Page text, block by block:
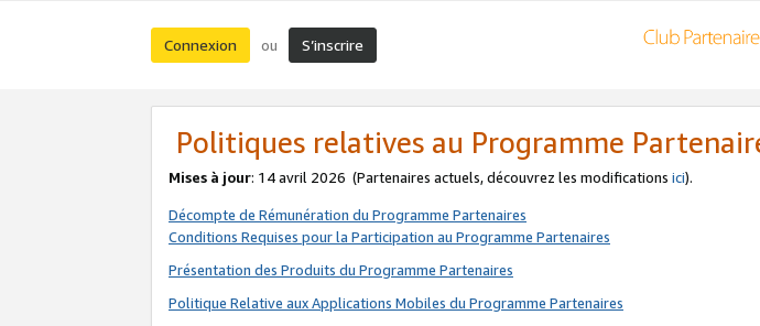
Connexion ou S’inscrire
Politiques relatives au Programme
Mises à jour: 14 avril 2026 (Partenaires actuels, découvrez les modifications ici).
Décompte de Rémunération du Programme Partenaires
Conditions Requises pour la Participation au Programme Partenaires
Présentation des Produits du Programme Partenaires
Politique Relative aux Applications Mobiles du Programme Partenaires